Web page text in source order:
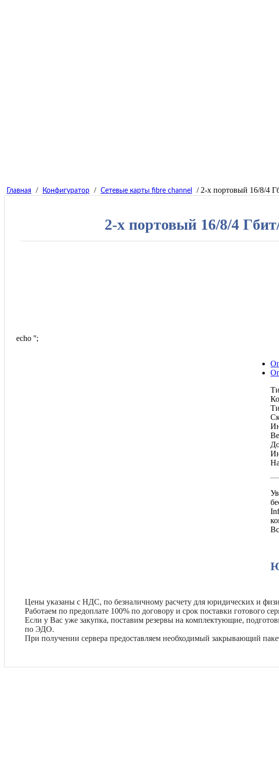
Главная / Конфигуратор / Сетевые карты fibre channel / 2-х портовый 16/8/4
2-х портовый 16/8/4
echo '';
Цены указаны с НДС, по безналичному расчету для юридических и
Работаем по предоплате 100% по договору и срок поставки готового
Если у Вас уже закупка, поставим резервы на комплектующие,
по ЭДО.
При получении сервера предоставляем необходимый закрывающий